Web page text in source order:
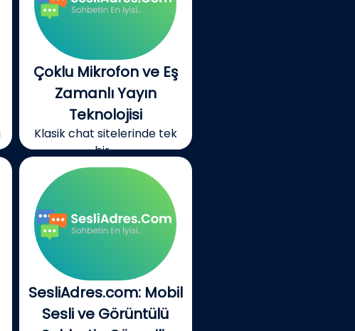
Çoklu Mikrofon ve Eş
Zamanlı Yayın
Teknolojisi
Klasik chat sitelerinde tek
bir...
SesliAdres.com: Mobil
Sesli ve Görüntülü